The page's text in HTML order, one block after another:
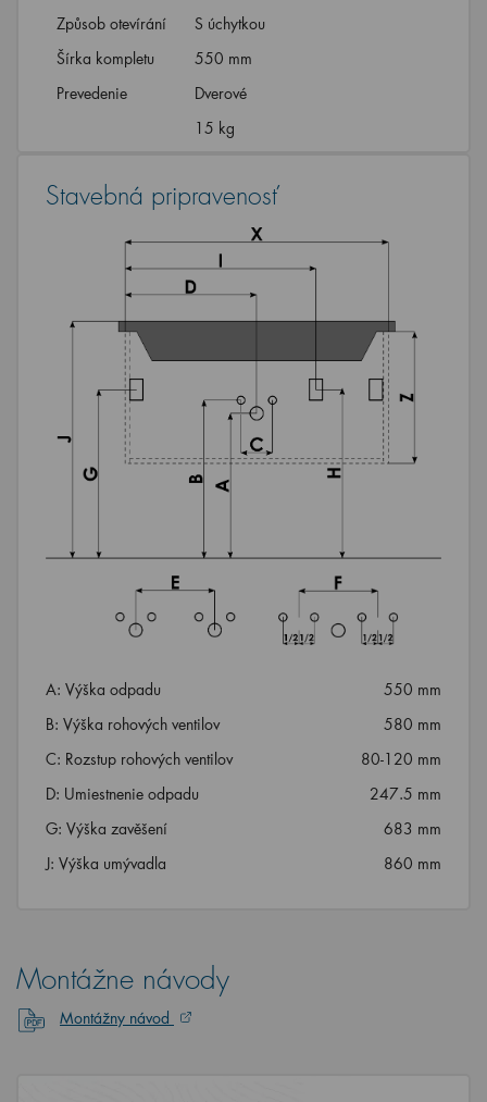
Způsob otevírání
S úchytkou
Šírka kompletu
550 mm
Prevedenie
Dverové
15 kg
Stavebná pripravenosť
A: Výška odpadu
550 mm
B: Výška rohových ventilov
580 mm
C: Rozstup rohových ventilov
80-120 mm
D: Umiestnenie odpadu
247.5 mm
G: Výška zavěšení
683 mm
J: Výška umývadla
860 mm
Montážne návody
Montážny návod